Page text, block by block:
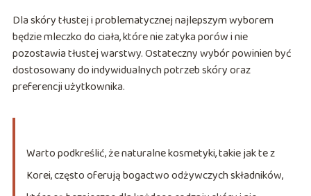
Dla skóry tłustej i problematycznej najlepszym wyborem
będzie mleczko do ciała, które nie zatyka porów i nie
pozostawia tłustej warstwy. Ostateczny wybór powinien być
dostosowany do indywidualnych potrzeb skóry oraz
preferencji użytkownika.
Warto podkreślić, że naturalne kosmetyki, takie jak te z
Korei, często oferują bogactwo odżywczych składników,